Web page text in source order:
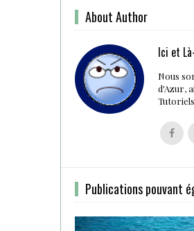
About Author
Ici et
Nous
d'Azur,
us
Publications pouvant